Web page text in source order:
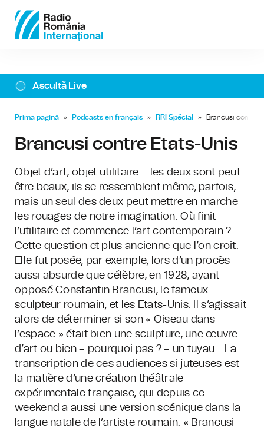
Ascultă Live
Prima pagină » Podcasts en français » RRI Spécial » Brancusi contre
Brancusi contre Etats-Unis
Objet d’art, objet utilitaire – les deux sont peut-
être beaux, ils se ressemblent même, parfois,
mais un seul des deux peut mettre en marche
les rouages de notre imagination. Où finit
l’utilitaire et commence l’art contemporain ?
Cette question et plus ancienne que l’on croit.
Elle fut posée, par exemple, lors d’un procès
aussi absurde que célèbre, en 1928, ayant
opposé Constantin Brancusi, le fameux
sculpteur roumain, et les Etats-Unis. Il s’agissait
alors de déterminer si son « Oiseau dans
l’espace » était bien une sculpture, une œuvre
d’art ou bien – pourquoi pas ? – un tuyau… La
transcription de ces audiences si juteuses est
la matière d’une création théâtrale
expérimentale française, qui depuis ce
weekend a aussi une version scénique dans la
langue natale de l’artiste roumain. « Brancusi